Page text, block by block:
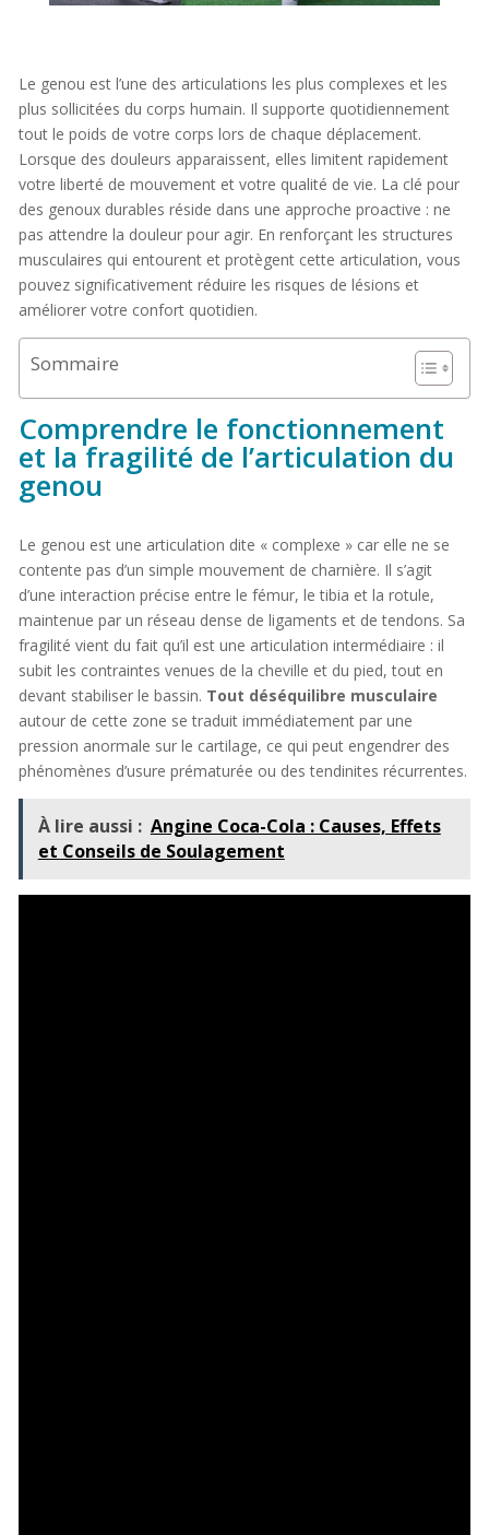
Le genou est l’une des articulations les plus complexes et les
plus sollicitées du corps humain. Il supporte quotidiennement
tout le poids de votre corps lors de chaque déplacement.
Lorsque des douleurs apparaissent, elles limitent rapidement
votre liberté de mouvement et votre qualité de vie. La clé pour
des genoux durables réside dans une approche proactive : ne
pas attendre la douleur pour agir. En renforçant les structures
musculaires qui entourent et protègent cette articulation, vous
pouvez significativement réduire les risques de lésions et
améliorer votre confort quotidien.
Sommaire
Comprendre le fonctionnement
et la fragilité de l’articulation du
genou
Le genou est une articulation dite « complexe » car elle ne se
contente pas d’un simple mouvement de charnière. Il s’agit
d’une interaction précise entre le fémur, le tibia et la rotule,
maintenue par un réseau dense de ligaments et de tendons. Sa
fragilité vient du fait qu’il est une articulation intermédiaire : il
subit les contraintes venues de la cheville et du pied, tout en
devant stabiliser le bassin. Tout déséquilibre musculaire
autour de cette zone se traduit immédiatement par une
pression anormale sur le cartilage, ce qui peut engendrer des
phénomènes d’usure prématurée ou des tendinites récurrentes.
À lire aussi : Angine Coca-Cola : Causes, Effets
et Conseils de Soulagement